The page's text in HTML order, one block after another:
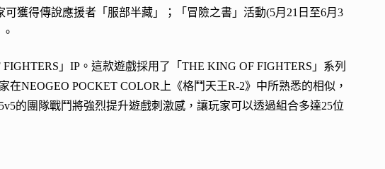
獲得傳說應援者「服部半藏」；「冒險之書」活動(5月21日至6月3
」IP。這款遊戲採用了「THE KING OF FIGHTERS」系列
NEOGEO POCKET COLOR上《格鬥天王R-2》中所熟悉的相似，
的團隊戰鬥將強烈提升遊戲刺激感，讓玩家可以透過組合多達25位